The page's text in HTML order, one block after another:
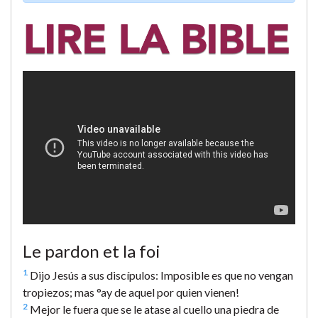
Le pardon et la foi
1 Dijo Jesús a sus discípulos: Imposible es que no vengan
tropiezos; mas °ay de aquel por quien vienen!
2 Mejor le fuera que se le atase al cuello una piedra de